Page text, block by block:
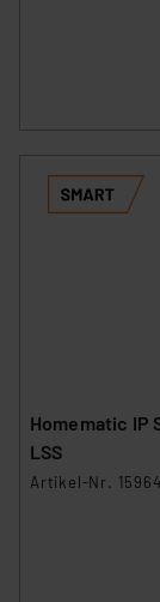
Homematic IP
LSS
Artikel-Nr.